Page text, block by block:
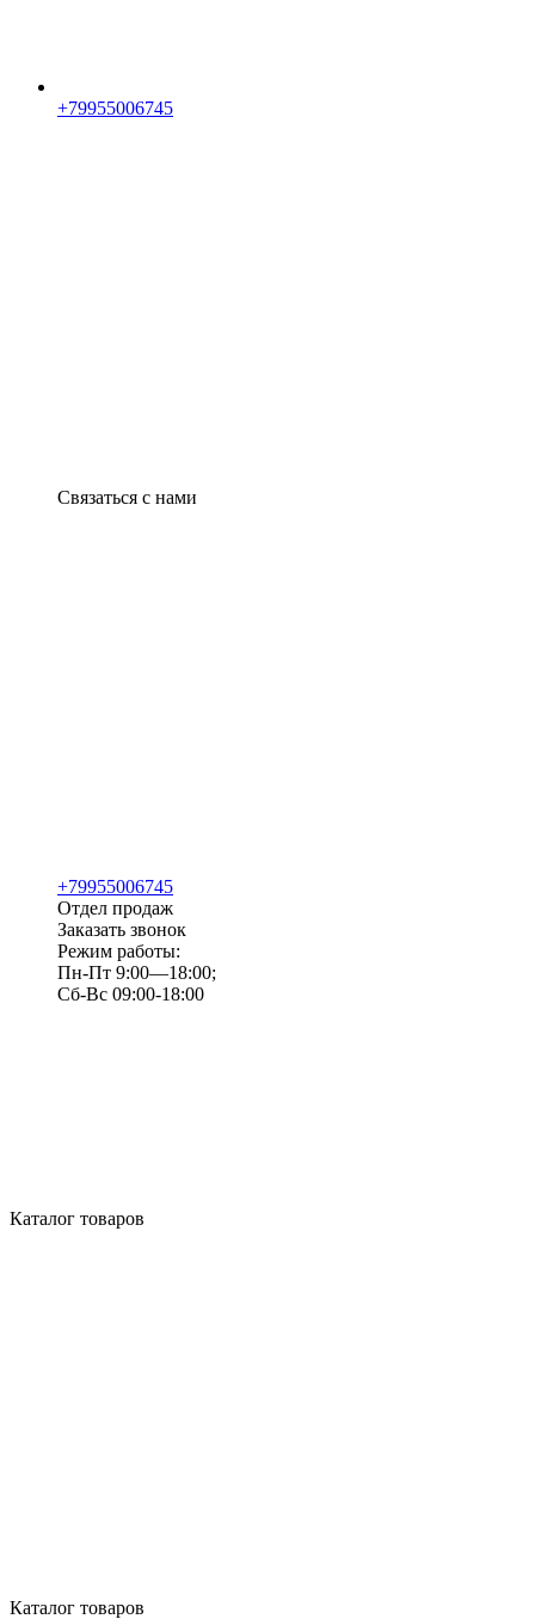
+79955006745
Связаться с нами
+79955006745
Отдел продаж
Заказать звонок
Режим работы:
Пн-Пт 9:00—18:00;
Сб-Вс 09:00-18:00
Каталог товаров
Каталог товаров